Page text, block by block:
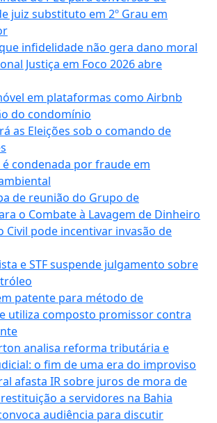
juiz substituto em 2º Grau em
infidelidade não gera dano moral
Justiça em Foco 2026 abre
em plataformas como Airbnb
do condomínio
as Eleições sob o comando de
condenada por fraude em
de reunião do Grupo de
o Combate à Lavagem de Dinheiro
Civil pode incentivar invasão de
e STF suspende julgamento sobre
patente para método de
utiliza composto promissor contra
analisa reforma tributária e
o fim de uma era do improviso
afasta IR sobre juros de mora de
a servidores na Bahia
audiência para discutir